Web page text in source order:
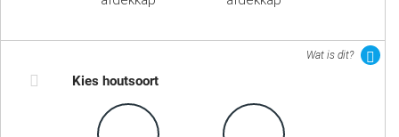
Wat is dit?
Kies houtsoort